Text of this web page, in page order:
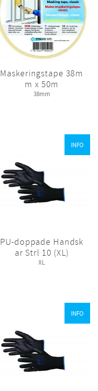
Maskeringstape 38m
m x 50m
38mm
PU-doppade Handsk
ar Strl 10 (XL)
XL
INFO
INFO